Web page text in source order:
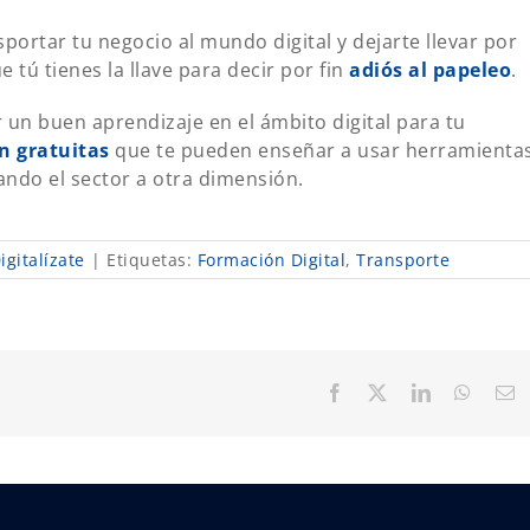
tu negocio al mundo digital y dejarte llevar por
tú tienes la llave para decir por fin adiós al papeleo.
buen aprendizaje en el ámbito digital para tu
gratuitas que te pueden enseñar a usar
el sector a otra dimensión.
| Etiquetas: Formación Digital, Transporte
Facebook LinkedIn